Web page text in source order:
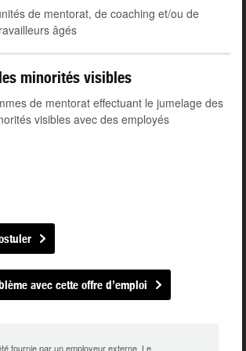
de mentorat, de coaching et/ou de
âgés
minorités visibles
de mentorat effectuant le jumelage des
visibles avec des employés
avec cette offre d’emploi
fournie par un employeur externe. Le